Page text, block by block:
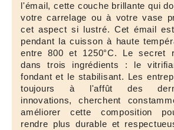
l'émail, cette couche brillante qui
votre carrelage ou à votre vase
cet aspect si lustré. Cet émail
pendant la cuisson à haute
entre 800 et 1250°C. Le secret
dans trois ingrédients : le
fondant et le stabilisant. Les
toujours à l'affût des
innovations, cherchent
améliorer cette composition
rendre plus durable et